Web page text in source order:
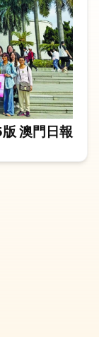
澳門日報